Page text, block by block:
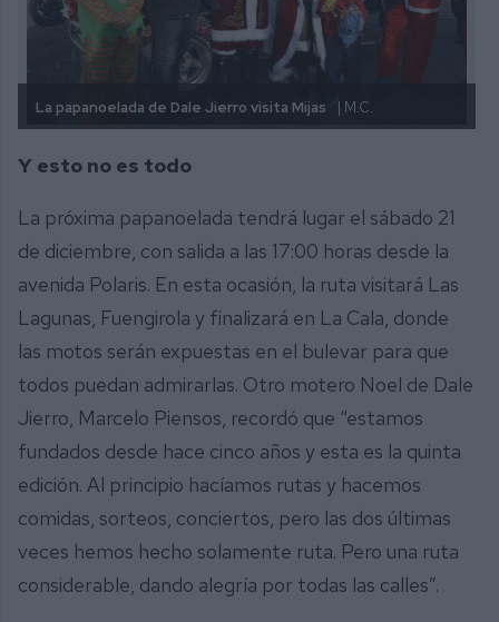
La papanoelada de Dale Jierro visita Mijas | M.C.
Y esto no es todo
La próxima papanoelada tendrá lugar el sábado 21
de diciembre, con salida a las 17:00 horas desde la
avenida Polaris. En esta ocasión, la ruta visitará Las
Lagunas, Fuengirola y finalizará en La Cala, donde
las motos serán expuestas en el bulevar para que
todos puedan admirarlas. Otro motero Noel de Dale
Jierro, Marcelo Piensos, recordó que “estamos
fundados desde hace cinco años y esta es la quinta
edición. Al principio hacíamos rutas y hacemos
comidas, sorteos, conciertos, pero las dos últimas
veces hemos hecho solamente ruta. Pero una ruta
considerable, dando alegría por todas las calles”.